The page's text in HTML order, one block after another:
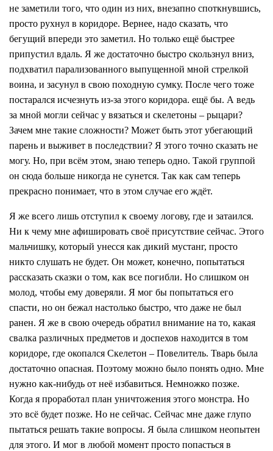
не заметили того, что один из них, внезапно споткнувшись,
просто рухнул в коридоре. Вернее, надо сказать, что
бегущий впереди это заметил. Но только ещё быстрее
припустил вдаль. Я же достаточно быстро скользнул вниз,
подхватил парализованного выпущенной мной стрелкой
воина, и засунул в свою походную сумку. После чего тоже
постарался исчезнуть из-за этого коридора. ещё бы. А ведь
за мной могли сейчас у вязаться и скелетоны – рыцари?
Зачем мне такие сложности? Может быть этот убегающий
парень и выживет в последствии? Я этого точно сказать не
могу. Но, при всём этом, знаю теперь одно. Такой группой
он сюда больше никогда не сунется. Так как сам теперь
прекрасно понимает, что в этом случае его ждёт.
Я же всего лишь отступил к своему логову, где и затаился.
Ни к чему мне афишировать своё присутствие сейчас. Этого
мальчишку, который унесся как дикий мустанг, просто
никто слушать не будет. Он может, конечно, попытаться
рассказать сказки о том, как все погибли. Но слишком он
молод, чтобы ему доверяли. Я мог бы попытаться его
спасти, но он бежал настолько быстро, что даже не был
ранен. Я же в свою очередь обратил внимание на то, какая
свалка различных предметов и доспехов находится в том
коридоре, где окопался Скелетон – Повелитель. Тварь была
достаточно опасная. Поэтому можно было понять одно. Мне
нужно как-нибудь от неё избавиться. Немножко позже.
Когда я проработал план уничтожения этого монстра. Но
это всё будет позже. Но не сейчас. Сейчас мне даже глупо
пытаться решать такие вопросы. Я была слишком неопытен
для этого. И мог в любой момент просто попасться в